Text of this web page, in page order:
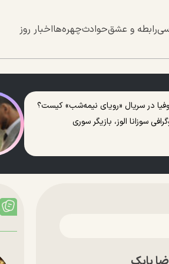
رابطه و عشقحوادثچهره‌هااخبار روز
در سریال «رویای نیمه‌شب» کیست؟
سوزانا الوز، بازیگر سوری